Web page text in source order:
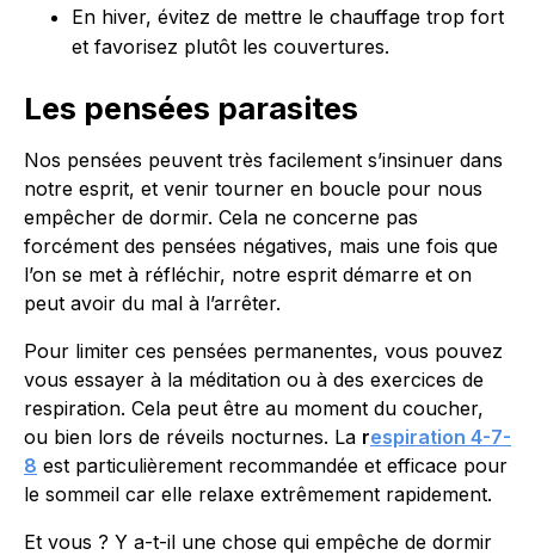
En hiver, évitez de mettre le chauffage trop fort
et favorisez plutôt les couvertures.
Les pensées parasites
Nos pensées peuvent très facilement s’insinuer dans
notre esprit, et venir tourner en boucle pour nous
empêcher de dormir. Cela ne concerne pas
forcément des pensées négatives, mais une fois que
l’on se met à réfléchir, notre esprit démarre et on
peut avoir du mal à l’arrêter.
Pour limiter ces pensées permanentes, vous pouvez
vous essayer à la méditation ou à des exercices de
respiration. Cela peut être au moment du coucher,
ou bien lors de réveils nocturnes. La respiration 4-7-
8 est particulièrement recommandée et efficace pour
le sommeil car elle relaxe extrêmement rapidement.
Et vous ? Y a-t-il une chose qui empêche de dormir